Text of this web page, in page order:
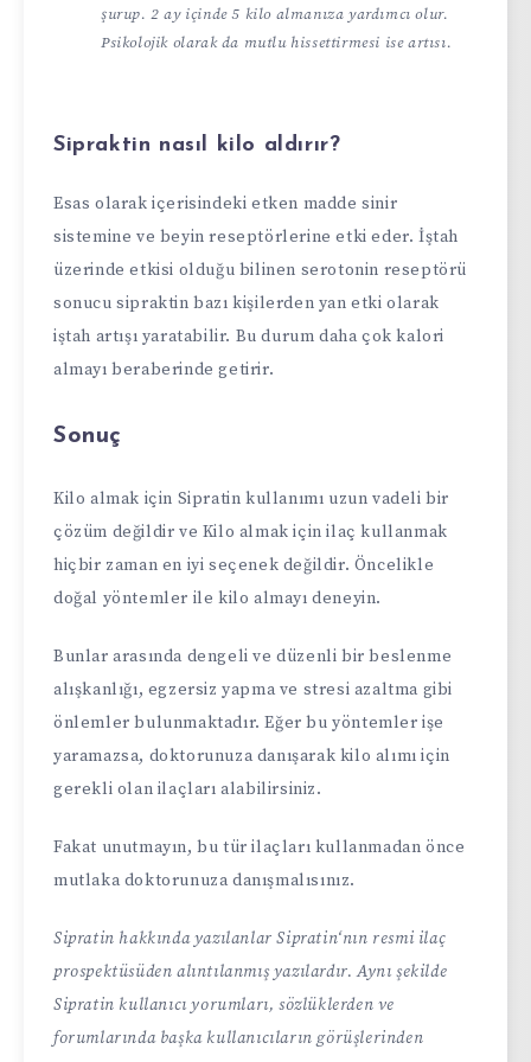
şurup. 2 ay içinde 5 kilo almanıza yardımcı olur.
Psikolojik olarak da mutlu hissettirmesi ise artısı.
Sipraktin nasıl kilo aldırır?
Esas olarak içerisindeki etken madde sinir
sistemine ve beyin reseptörlerine etki eder. İştah
üzerinde etkisi olduğu bilinen serotonin reseptörü
sonucu sipraktin bazı kişilerden yan etki olarak
iştah artışı yaratabilir. Bu durum daha çok kalori
almayı beraberinde getirir.
Sonuç
Kilo almak için Sipratin kullanımı uzun vadeli bir
çözüm değildir ve Kilo almak için ilaç kullanmak
hiçbir zaman en iyi seçenek değildir. Öncelikle
doğal yöntemler ile kilo almayı deneyin.
Bunlar arasında dengeli ve düzenli bir beslenme
alışkanlığı, egzersiz yapma ve stresi azaltma gibi
önlemler bulunmaktadır. Eğer bu yöntemler işe
yaramazsa, doktorunuza danışarak kilo alımı için
gerekli olan ilaçları alabilirsiniz.
Fakat unutmayın, bu tür ilaçları kullanmadan önce
mutlaka doktorunuza danışmalısınız.
Sipratin hakkında yazılanlar Sipratin‘nın resmi ilaç
prospektüsüden alıntılanmış yazılardır. Aynı şekilde
Sipratin kullanıcı yorumları, sözlüklerden ve
forumlarında başka kullanıcıların görüşlerinden